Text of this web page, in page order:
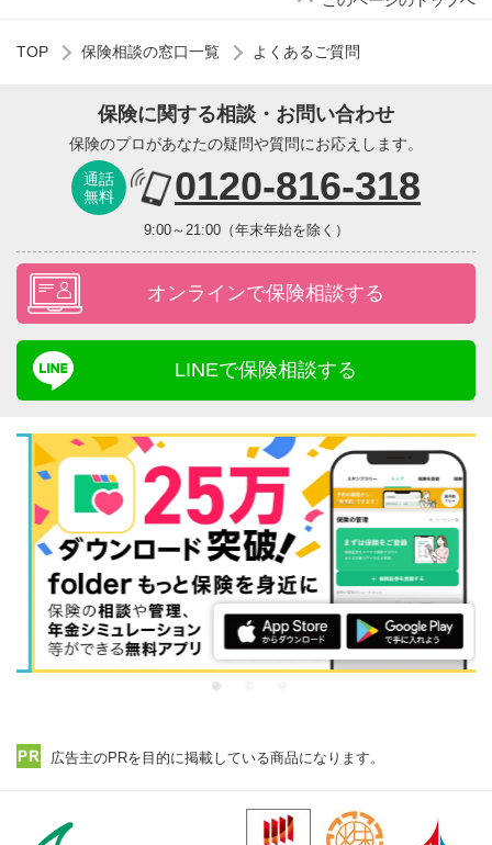
TOP 保険相談の窓口一覧 よくあるご質問
保険に関する相談・お問い合わせ
保険のプロがあなたの疑問や質問にお応えします。
通話
無料
0120-816-318
9:00～21:00（年末年始を除く）
オンラインで保険相談する
LINEで保険相談する
広告主のPRを目的に掲載している商品になります。